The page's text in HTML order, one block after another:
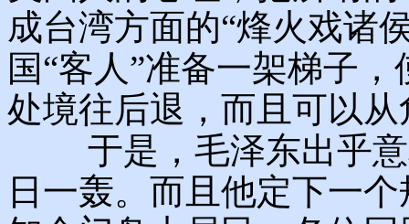
成台湾方面的“烽火戏诸
国“客人”准备一架梯子
处境往后退，而且可以
于是，毛泽东出乎意
日一轰。而且他定下一